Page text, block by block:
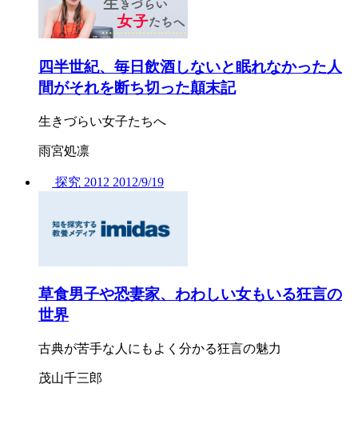
四半世紀、毎日飲酒しないと眠れなかった人
間がそれを断ち切った顛末記
生きづらい女子たちへ
雨宮処凛
探究 2012 2012/9/19
草食男子や恐妻家、わわしい女もいる狂言の
世界
古典が苦手な人にもよく分かる狂言の魅力
茂山千三郎